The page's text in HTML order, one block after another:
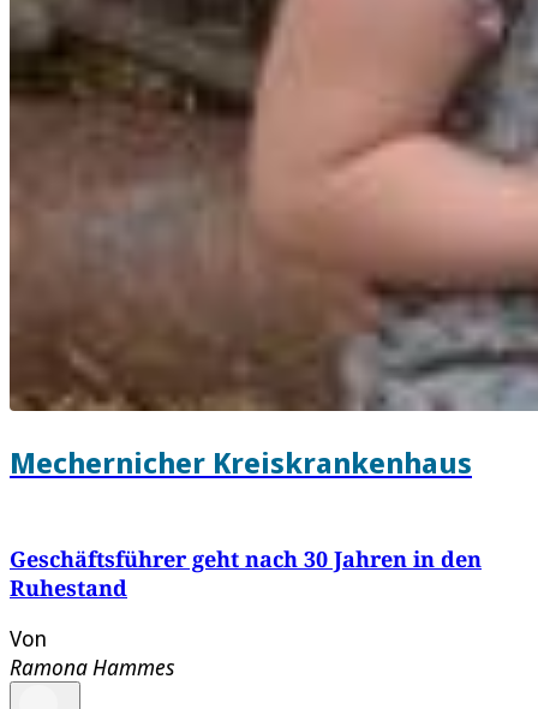
Mechernicher Kreiskrankenhaus
Geschäftsführer geht nach 30 Jahren in den
Ruhestand
Von
Ramona Hammes